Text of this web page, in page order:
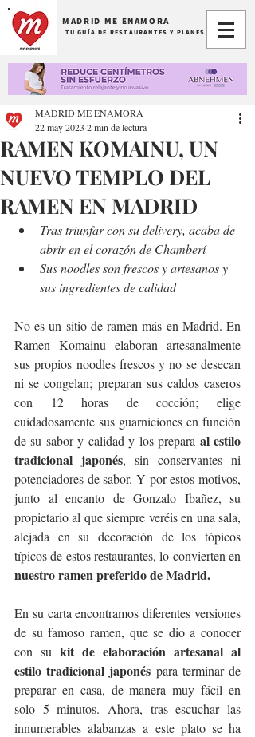
MADRID ME ENAMORA
TU GUÍA DE RESTAURANTES Y PLANES
RAMEN KOMAINU, UN
NUEVO TEMPLO DEL
RAMEN EN MADRID
MADRID ME ENAMORA
22 may 2023 2 min de lectura
Tras triunfar con su delivery, acaba de
abrir en el corazón de Chamberí
Sus noodles son frescos y artesanos y
sus ingredientes de calidad
No es un sitio de ramen más en Madrid. En
Ramen Komainu elaboran artesanalmente
sus propios noodles frescos y no se desecan
ni se congelan; preparan sus caldos caseros
con 12 horas de cocción; elige
cuidadosamente sus guarniciones en función
de su sabor y calidad y los prepara al estilo
tradicional japonés, sin conservantes ni
potenciadores de sabor. Y por estos motivos,
junto al encanto de Gonzalo Ibañez, su
propietario al que siempre veréis en una sala,
alejada en su decoración de los tópicos
nuestro ramen preferido de Madrid.
En su carta encontramos diferentes versiones
de su famoso ramen, que se dio a conocer
con su kit de elaboración artesanal al
estilo tradicional japonés para terminar de
preparar en casa, de manera muy fácil en
solo 5 minutos. Ahora, tras escuchar las
innumerables alabanzas a este plato se ha